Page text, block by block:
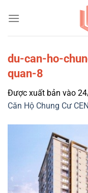
qua
du-can-ho-
quan-8
Được xuất bản vào
Căn Hộ Chung Cư